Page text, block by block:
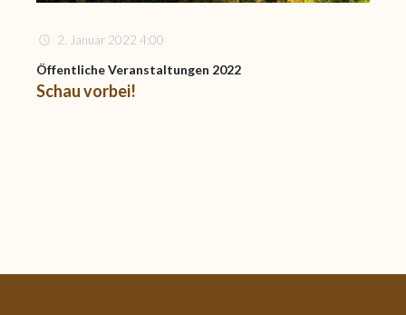
2. Januar 2022 4:00
Öffentliche Veranstaltungen 2022
Schau vorbei!